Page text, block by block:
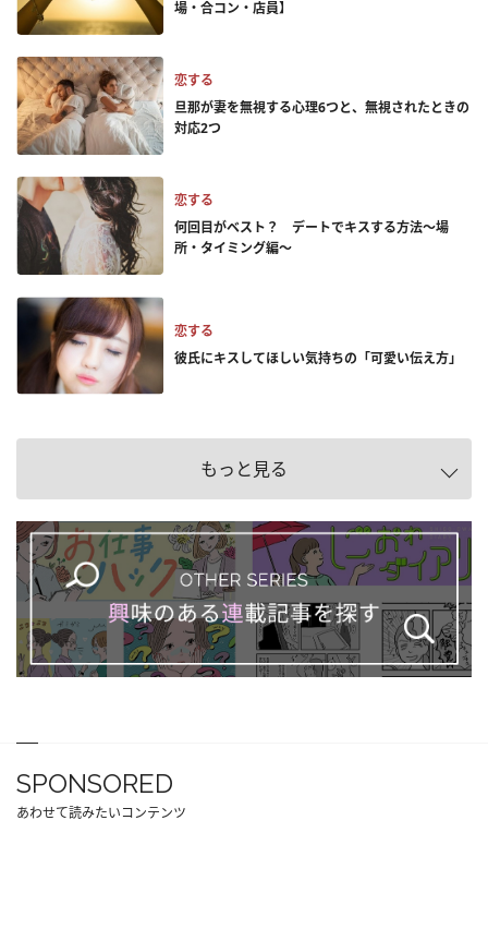
場・合コン・店員】
恋する
旦那が妻を無視する心理6つと、無視されたときの
対応2つ
恋する
何回目がベスト？ デートでキスする方法～場
所・タイミング編～
恋する
彼氏にキスしてほしい気持ちの「可愛い伝え方」
もっと見る
SPONSORED
あわせて読みたいコンテンツ